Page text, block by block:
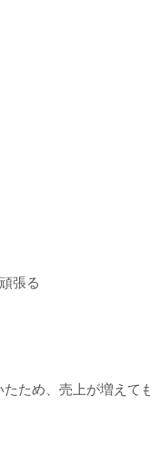
張る
たため、売上が増えて